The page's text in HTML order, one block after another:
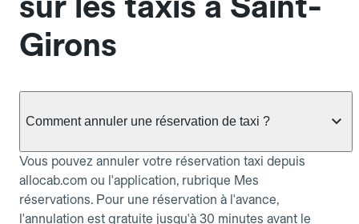
Girons
Comment annuler une réservation de taxi ?
Vous pouvez annuler votre réservation taxi depuis
allocab.com ou l'application, rubrique Mes
réservations. Pour une réservation à l'avance,
l'annulation est gratuite jusqu'à 30 minutes avant le